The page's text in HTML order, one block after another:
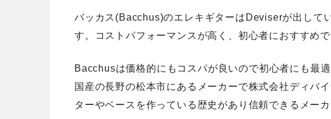
バッカス(Bacchus)のエレキギターはDeviserが出して
す。コストパフォーマンスが高く、初心者におすすめで
Bacchusは価格的にもコスパが良いので初心者にも最適
国産の長野の松本市にあるメーカーで株式会社ディバ
ターやベースを作っている歴史があり信頼できるメーカ